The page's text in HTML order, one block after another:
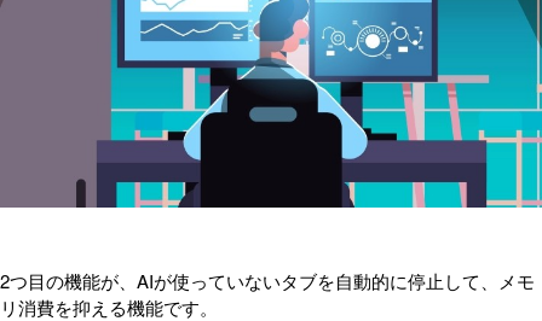
2つ目の機能が、AIが使っていないタブを自動的に停止して、メモ
リ消費を抑える機能です。